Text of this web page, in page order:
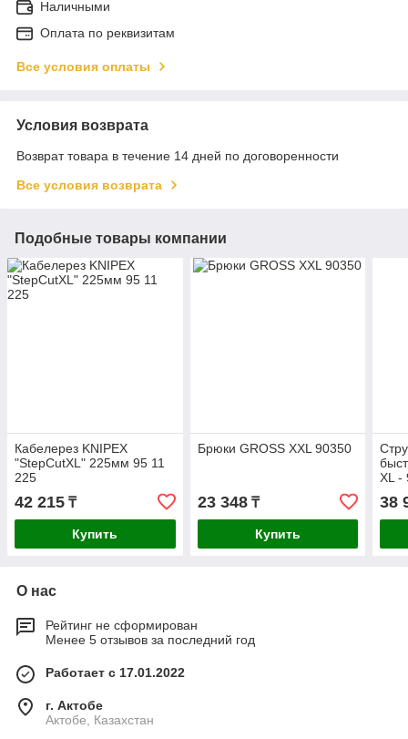
Наличными
Оплата по реквизитам
Все условия оплаты
Условия возврата
Возврат товара в течение 14 дней по договоренности
Все условия возврата
Подобные товары компании
Кабелерез KNIPEX
"StepCutXL" 225мм 95 11
225
42 215 ₸
Купить
Брюки GROSS XXL 90350
23 348₸
Купить
XL -
38
О нас
Рейтинг не сформирован
Менее 5 отзывов за последний год
Работает с 17.01.2022
г. Актобе
Актобе, Казахстан